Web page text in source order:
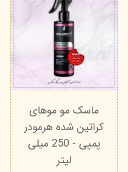
ماسک مو موهای
کراتین شده هرمودر
پمپی - 250 میلی
لیتر